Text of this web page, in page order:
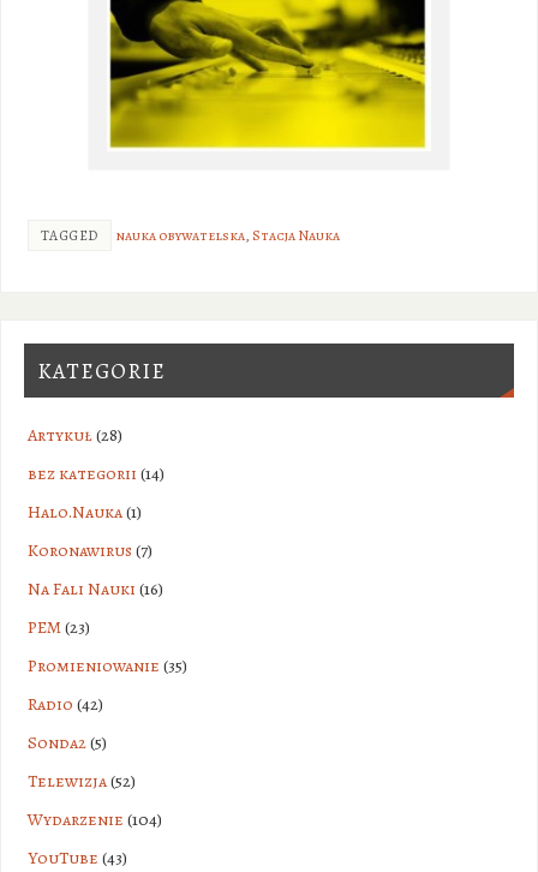
TAGGED nauka obywatelska, Stacja Nauka
KATEGORIE
Artykuł(28)
bez kategorii (14)
Halo.Nauka(1)
Koronawirus (7)
Na Fali Nauki (16)
PEM(23)
Promieniowanie (35)
Radio (42)
Sonda2(5)
Telewizja(52)
Wydarzenie (104)
YouTube (43)